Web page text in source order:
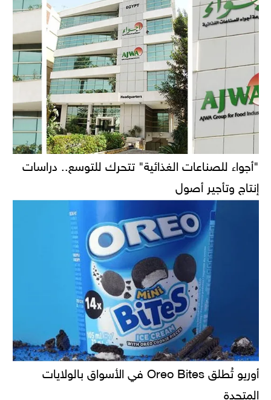
"أجواء للصناعات الغذائية" تتحرك للتوسع.. دراسات
إنتاج وتأجير أصول
أوريو تُطلق Oreo Bites في الأسواق بالولايات
المتحدة